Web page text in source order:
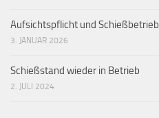
Aufsichtspflicht und Schießbetrieb
3. JANUAR 2026
Schießstand wieder in Betrieb
2. JULI 2024